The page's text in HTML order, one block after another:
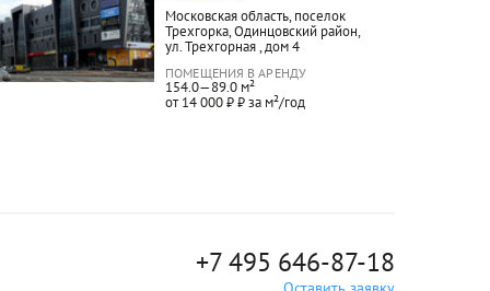
Московская область, поселок
Трехгорка, Одинцовский район,
ул. Трехгорная , дом 4
ПОМЕЩЕНИЯ В АРЕНДУ
154.0—89.0 м²
от 14 000 ₽ ₽ за м²/год
+7 495 646-87-18